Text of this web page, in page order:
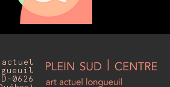
0626